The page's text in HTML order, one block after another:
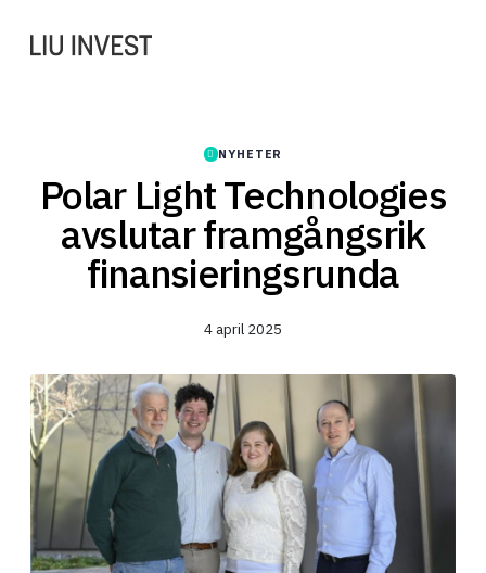
NYHETER
Polar Light Technologies
avslutar framgångsrik
finansieringsrunda
4 april 2025